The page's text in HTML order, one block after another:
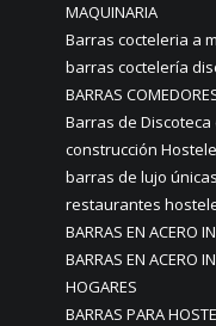
MAQUINARIA
Barras cocteleria a
barras coctelería
BARRAS
Barras de
construcción
barras de lujo
restaurantes
BARRAS EN ACERO
BARRAS EN ACERO
HOGARES
BARRAS PARA